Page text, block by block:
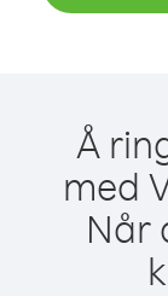
Å
med
Når